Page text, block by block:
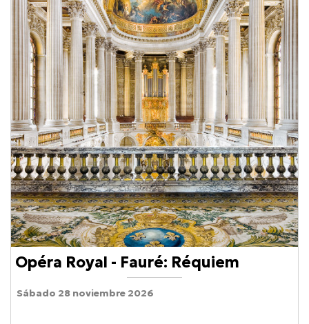
Opéra Royal - Fauré: Réquiem
Sábado 28 noviembre 2026